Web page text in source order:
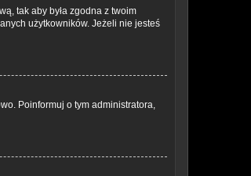
tak aby była zgodna z twoim
użytkowników. Jeżeli nie jesteś
Poinformuj o tym administratora,